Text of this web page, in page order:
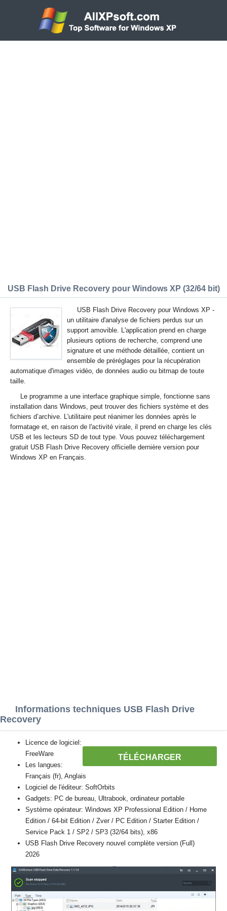
USB Flash Drive Recovery pour Windows XP (32/64 bit)
USB Flash Drive Recovery pour Windows XP -
un utilitaire d'analyse de fichiers perdus sur un
support amovible. L'application prend en charge
plusieurs options de recherche, comprend une
signature et une méthode détaillée, contient un
ensemble de préréglages pour la récupération
automatique d'images vidéo, de données audio ou bitmap de toute
taille.
Le programme a une interface graphique simple, fonctionne sans
installation dans Windows, peut trouver des fichiers système et des
fichiers d’archive. L'utilitaire peut réanimer les données après le
formatage et, en raison de l'activité virale, il prend en charge les clés
USB et les lecteurs SD de tout type. Vous pouvez téléchargement
gratuit USB Flash Drive Recovery officielle dernière version pour
Windows XP en Français.
Informations techniques USB Flash Drive
Recovery
TÉLÉCHARGER
Licence de logiciel:
FreeWare
Les langues:
Français (fr), Anglais
Logiciel de l'éditeur: SoftOrbits
Gadgets: PC de bureau, Ultrabook, ordinateur portable
Système opérateur: Windows XP Professional Edition / Home
Edition / 64-bit Edition / Zver / PC Edition / Starter Edition /
Service Pack 1 / SP2 / SP3 (32/64 bits), x86
USB Flash Drive Recovery nouvel complète version (Full)
2026